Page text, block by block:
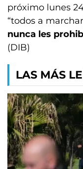
próximo lunes
“todos a
nunca les
(DIB)
LAS MÁS